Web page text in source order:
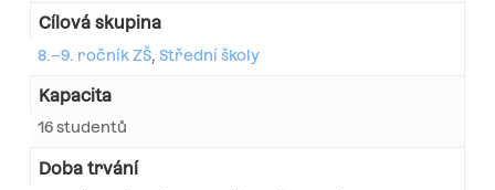
Cílová skupina
8.–9. ročník ZŠ, Střední školy
Kapacita
16 studentů
Doba trvání